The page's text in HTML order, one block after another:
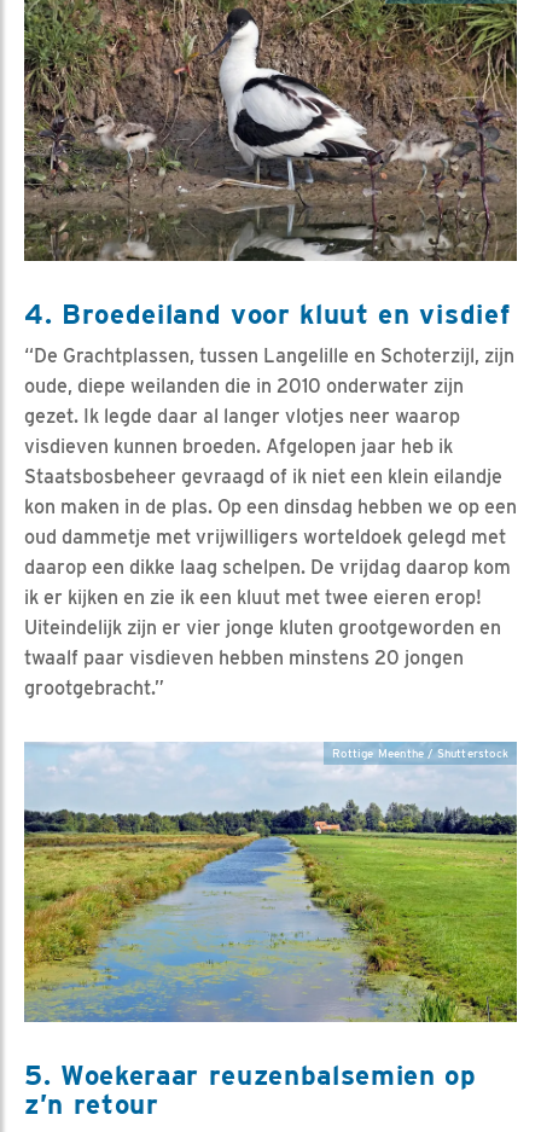
4. Broedeiland voor kluut en visdief
“De Grachtplassen, tussen Langelille en Schoterzijl, zijn
oude, diepe weilanden die in 2010 onderwater zijn
gezet. Ik legde daar al langer vlotjes neer waarop
visdieven kunnen broeden. Afgelopen jaar heb ik
Staatsbosbeheer gevraagd of ik niet een klein eilandje
kon maken in de plas. Op een dinsdag hebben we op een
oud dammetje met vrijwilligers worteldoek gelegd met
daarop een dikke laag schelpen. De vrijdag daarop kom
ik er kijken en zie ik een kluut met twee eieren erop!
Uiteindelijk zijn er vier jonge kluten grootgeworden en
twaalf paar visdieven hebben minstens 20 jongen
grootgebracht.”
Rottige Meenthe / Shutterstock
5. Woekeraar reuzenbalsemien op
z’n retour